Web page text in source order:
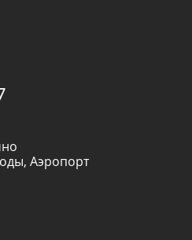
, Аэропорт